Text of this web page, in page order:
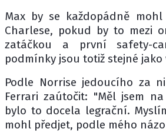
Max by se každopádně
Charlese, pokud by to mezi
zatáčkou a první safety-
podmínky jsou totiž stejné
Podle Norrise jedoucího za
Ferrari zaútočit: "Měl jsem
bylo to docela legrační.
mohl předjet, podle mého